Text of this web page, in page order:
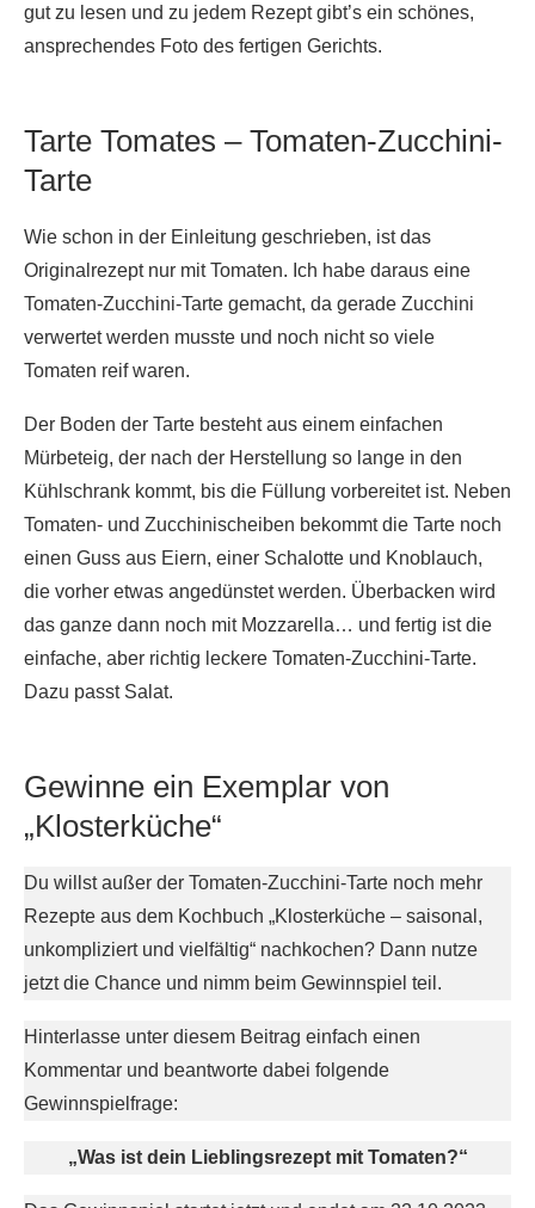
gut zu lesen und zu jedem Rezept gibt’s ein schönes,
ansprechendes Foto des fertigen Gerichts.
Tarte Tomates – Tomaten-Zucchini-
Tarte
Wie schon in der Einleitung geschrieben, ist das
Originalrezept nur mit Tomaten. Ich habe daraus eine
Tomaten-Zucchini-Tarte gemacht, da gerade Zucchini
verwertet werden musste und noch nicht so viele
Tomaten reif waren.
Der Boden der Tarte besteht aus einem einfachen
Mürbeteig, der nach der Herstellung so lange in den
Kühlschrank kommt, bis die Füllung vorbereitet ist. Neben
Tomaten- und Zucchinischeiben bekommt die Tarte noch
einen Guss aus Eiern, einer Schalotte und Knoblauch,
die vorher etwas angedünstet werden. Überbacken wird
das ganze dann noch mit Mozzarella… und fertig ist die
einfache, aber richtig leckere Tomaten-Zucchini-Tarte.
Dazu passt Salat.
Gewinne ein Exemplar von
„Klosterküche“
Du willst außer der Tomaten-Zucchini-Tarte noch mehr
Rezepte aus dem Kochbuch „Klosterküche – saisonal,
unkompliziert und vielfältig“ nachkochen? Dann nutze
jetzt die Chance und nimm beim Gewinnspiel teil.
Hinterlasse unter diesem Beitrag einfach einen
Kommentar und beantworte dabei folgende
Gewinnspielfrage:
„Was ist dein Lieblingsrezept mit Tomaten?“